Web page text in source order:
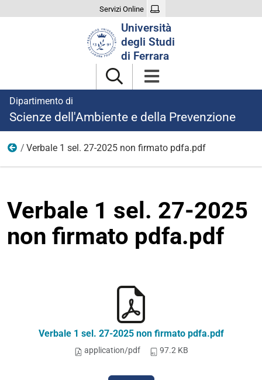
Servizi Online
Università
degli Studi
di Ferrara
Dipartimento di
Scienze dell'Ambiente e della Prevenzione
Ricerca
Verbale 1 sel. 27-2025 non firmato pdfa.pdf
Verbale 1 sel. 27-2025
non firmato pdfa.pdf
Verbale 1 sel. 27-2025 non firmato pdfa.pdf
application/pdf 97.2 KB